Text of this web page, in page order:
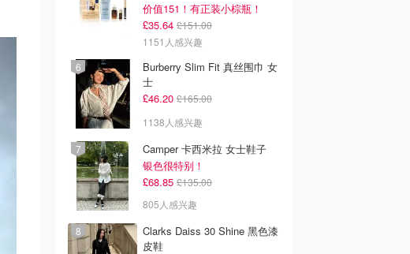
价值151！有正装小棕瓶！
£35.64 £151.00
1151人感兴趣
Burberry Slim Fit 真丝围巾 女
士
£46.20 £165.00
1138人感兴趣
Camper 卡西米拉 女士鞋子
银色很特别！
£68.85 £135.00
805人感兴趣
Clarks Daiss 30 Shine 黑色漆
皮鞋